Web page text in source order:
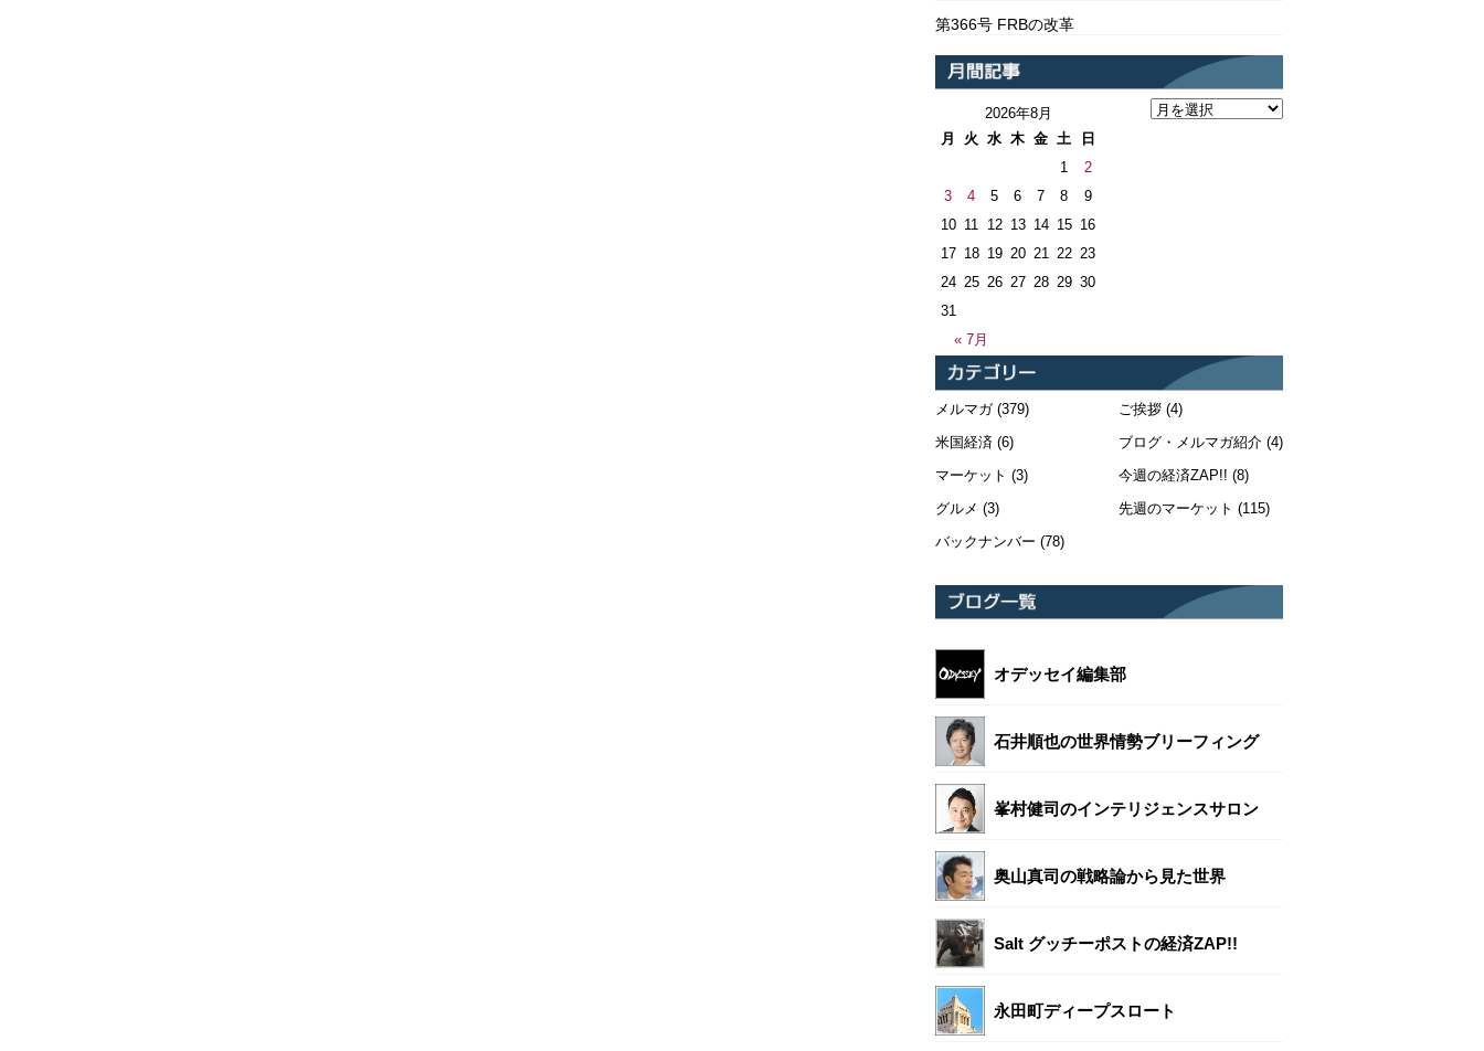
第366号 FRBの改革
2026年8月
月
火 水 木 金 土 日
« 7月
1
2
3
4 5 6 7 8
9
10 11 12 13 14 15 16
17 18 19 20 21 22 23
24 25 26 27 28 29 30
31
メルマガ(379)
米国経済 (6)
マーケット (3)
グルメ (3)
バックナンバー (78)
ご挨拶(4)
ブログ・メルマガ紹介(4)
今週の経済ZAP!! (8)
先週のマーケット (115)
オデッセイ編集部
石井順也の世界情勢ブリーフィング
峯村健司のインテリジェンスサロン
奥山真司の戦略論から見た世界
Salt グッチーポストの経済ZAP!!
永田町ディープスロート